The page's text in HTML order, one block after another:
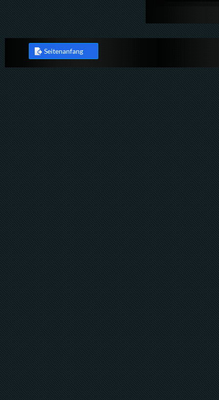
Seitenanfang